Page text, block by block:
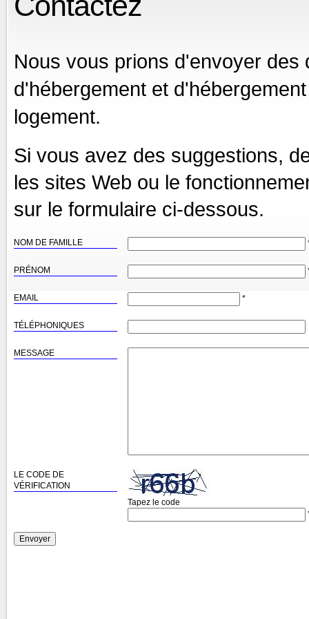
Nous vous prions d'envoyer
d'hébergement et
logement.
Si vous avez des suggestions,
les sites Web ou le
sur le formulaire ci-dessous.
NOM DE FAMILLE
PRÉNOM
EMAIL *
TÉLÉPHONIQUES
MESSAGE
LE CODE DE
VÉRIFICATION
Tapez le code